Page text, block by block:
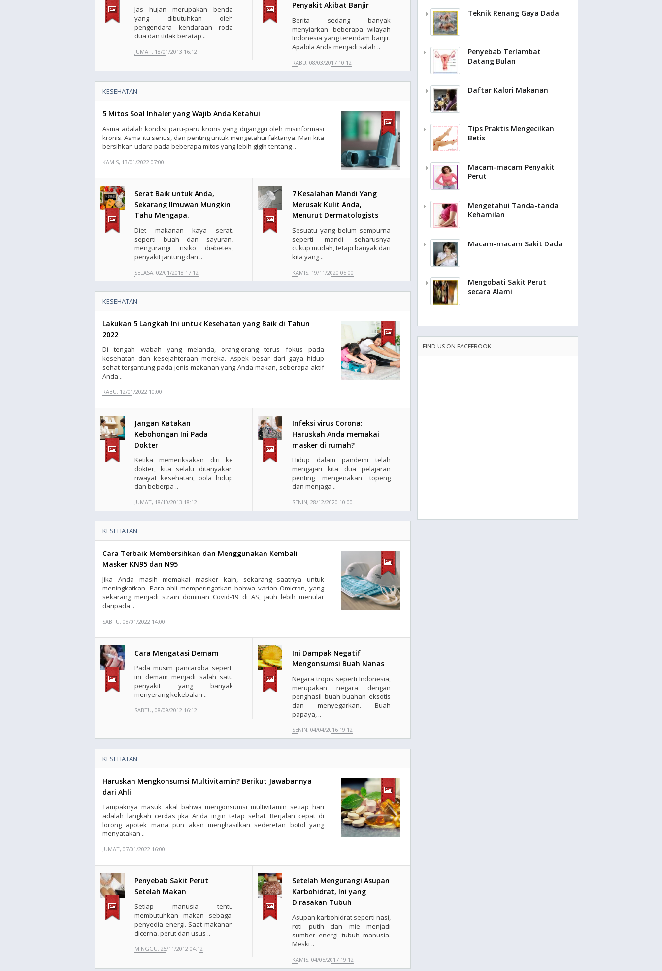
Jas hujan merupakan benda
yang dibutuhkan oleh
pengendara kendaraan roda
dua dan tidak beratap ..
JUMAT, 18/01/2013 16:12
Penyakit Akibat Banjir
Berita sedang banyak
menyiarkan beberapa wilayah
Indonesia yang terendam banjir.
Apabila Anda menjadi salah ..
RABU, 08/03/2017 10:12
KESEHATAN
5 Mitos Soal Inhaler yang Wajib Anda Ketahui
Asma adalah kondisi paru-paru kronis yang diganggu oleh misinformasi
kronis. Asma itu serius, dan penting untuk mengetahui faktanya. Mari kita
bersihkan udara pada beberapa mitos yang lebih gigih tentang ..
KAMIS, 13/01/2022 07:00
Serat Baik untuk Anda,
Sekarang Ilmuwan Mungkin
Tahu Mengapa.
Diet makanan kaya serat,
seperti buah dan sayuran,
mengurangi risiko diabetes,
penyakit jantung dan ..
SELASA, 02/01/2018 17:12
7 Kesalahan Mandi Yang
Merusak Kulit Anda,
Menurut Dermatologists
Sesuatu yang belum sempurna
seperti mandi seharusnya
cukup mudah, tetapi banyak dari
kita yang ..
KAMIS, 19/11/2020 05:00
KESEHATAN
Lakukan 5 Langkah Ini untuk Kesehatan yang Baik di Tahun
2022
Di tengah wabah yang melanda, orang-orang terus fokus pada
kesehatan dan kesejahteraan mereka. Aspek besar dari gaya hidup
sehat tergantung pada jenis makanan yang Anda makan, seberapa aktif
Anda ..
RABU, 12/01/2022 10:00
Jangan Katakan
Kebohongan Ini Pada
Dokter
Ketika memeriksakan diri ke
dokter, kita selalu ditanyakan
riwayat kesehatan, pola hidup
dan beberpa ..
JUMAT, 18/10/2013 18:12
Infeksi virus Corona:
Haruskah Anda memakai
masker di rumah?
Hidup dalam pandemi telah
mengajari kita dua pelajaran
penting mengenakan topeng
dan menjaga ..
SENIN, 28/12/2020 10:00
KESEHATAN
Cara Terbaik Membersihkan dan Menggunakan Kembali
Masker KN95 dan N95
Jika Anda masih memakai masker kain, sekarang saatnya untuk
meningkatkan. Para ahli memperingatkan bahwa varian Omicron, yang
sekarang menjadi strain dominan Covid-19 di AS, jauh lebih menular
daripada ..
SABTU, 08/01/2022 14:00
Cara Mengatasi Demam
Pada musim pancaroba seperti
ini demam menjadi salah satu
penyakit yang banyak
menyerang kekebalan ..
SABTU, 08/09/2012 16:12
Ini Dampak Negatif
Mengonsumsi Buah Nanas
Negara tropis seperti Indonesia,
merupakan negara dengan
penghasil buah-buahan eksotis
dan menyegarkan. Buah
papaya, ..
SENIN, 04/04/2016 19:12
KESEHATAN
Haruskah Mengkonsumsi Multivitamin? Berikut Jawabannya
dari Ahli
Tampaknya masuk akal bahwa mengonsumsi multivitamin setiap hari
adalah langkah cerdas jika Anda ingin tetap sehat. Berjalan cepat di
lorong apotek mana pun akan menghasilkan sederetan botol yang
menyatakan ..
JUMAT, 07/01/2022 16:00
Penyebab Sakit Perut
Setelah Makan
Setiap manusia tentu
membutuhkan makan sebagai
penyedia energi. Saat makanan
dicerna, perut dan usus ..
MINGGU, 25/11/2012 04:12
Setelah Mengurangi Asupan
Karbohidrat, Ini yang
Dirasakan Tubuh
Asupan karbohidrat seperti nasi,
roti putih dan mie menjadi
sumber energi tubuh manusia.
Meski ..
KAMIS, 04/05/2017 19:12
Teknik Renang Gaya Dada
Penyebab Terlambat
Datang Bulan
Daftar Kalori Makanan
Tips Praktis Mengecilkan
Betis
Macam-macam Penyakit
Perut
Mengetahui Tanda-tanda
Kehamilan
Macam-macam Sakit Dada
Mengobati Sakit Perut
secara Alami
FIND US ON FACEEBOOK